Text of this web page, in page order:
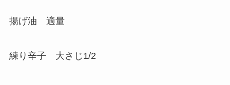
揚げ油 適量
練り辛子 大さじ1/2